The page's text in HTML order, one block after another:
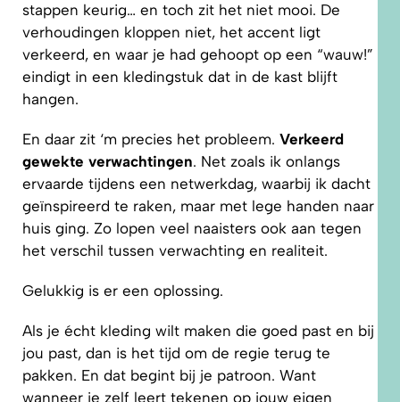
stappen keurig… en toch zit het niet mooi. De
verhoudingen kloppen niet, het accent ligt
verkeerd, en waar je had gehoopt op een “wauw!”
eindigt in een kledingstuk dat in de kast blijft
hangen.
En daar zit ‘m precies het probleem. Verkeerd
gewekte verwachtingen. Net zoals ik onlangs
ervaarde tijdens een netwerkdag, waarbij ik dacht
geïnspireerd te raken, maar met lege handen naar
huis ging. Zo lopen veel naaisters ook aan tegen
het verschil tussen verwachting en realiteit.
Gelukkig is er een oplossing.
Als je écht kleding wilt maken die goed past en bij
jou past, dan is het tijd om de regie terug te
pakken. En dat begint bij je patroon. Want
wanneer je zelf leert tekenen op jouw eigen